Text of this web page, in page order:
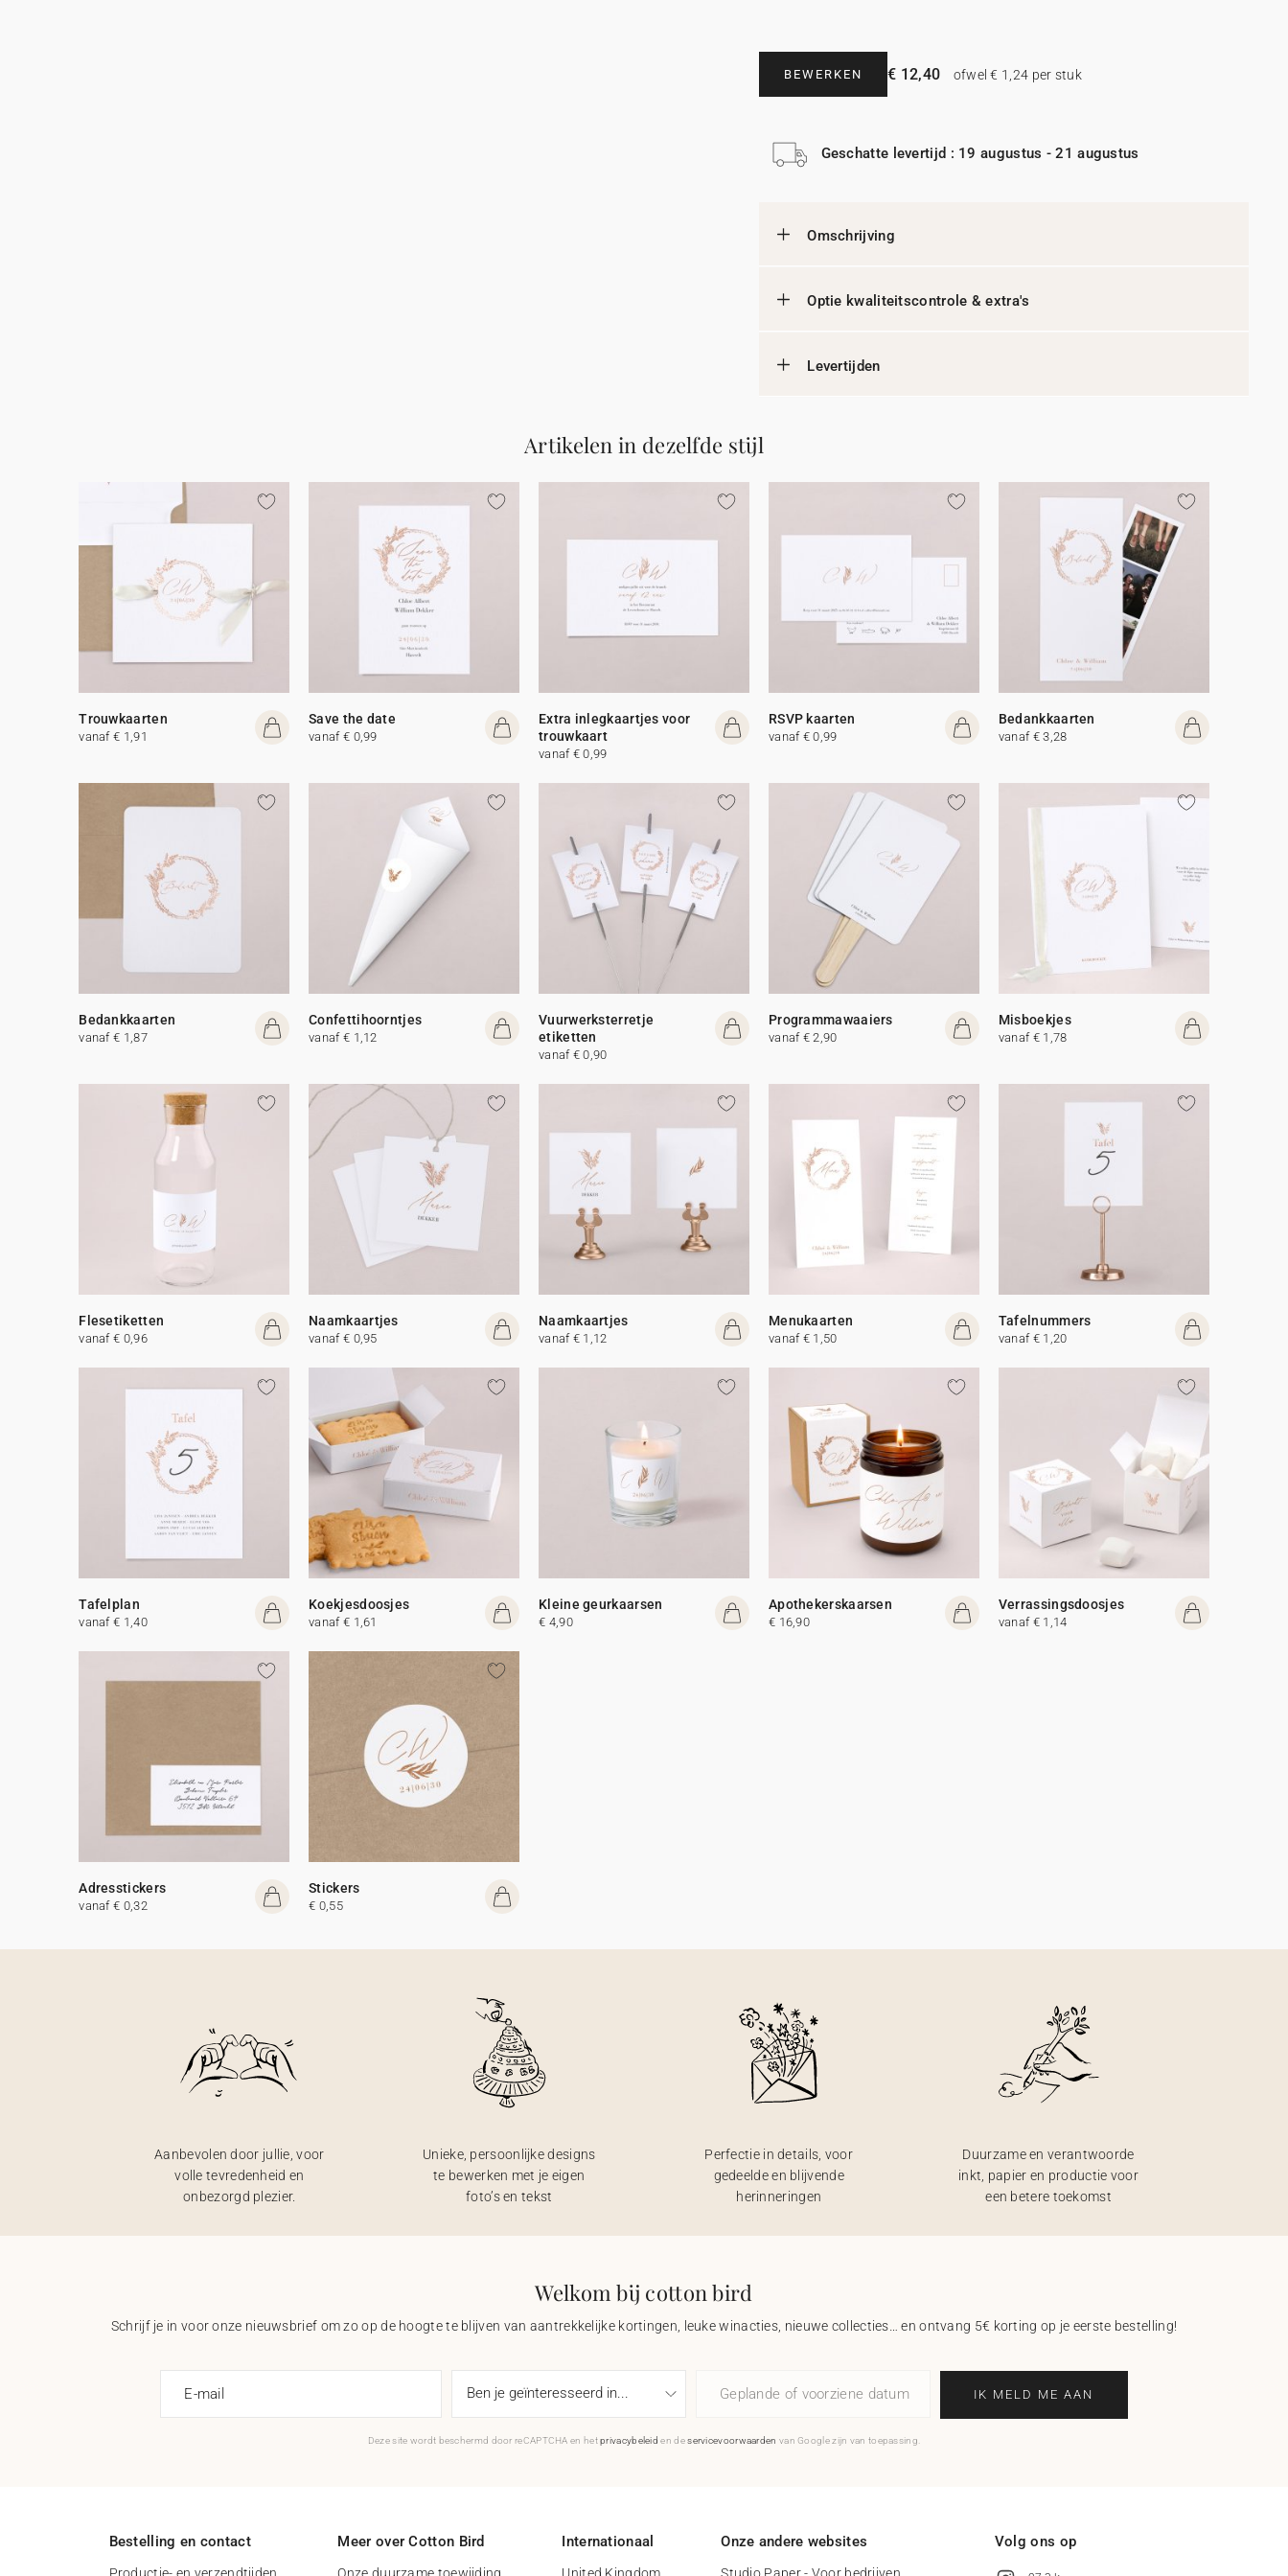
BEWERKEN € 12,40 ofwel € 1,24 per stuk
Geschatte levertijd : 19 augustus - 21 augustus
Omschrijving
Optie kwaliteitscontrole & extra's
Levertijden
Artikelen in dezelfde stijl
Trouwkaarten
vanaf € 1,91
Save the date
vanaf € 0,99
Extra inlegkaartjes voor
trouwkaart
vanaf € 0,99
RSVP kaarten
vanaf € 0,99
Bedankkaarten
vanaf € 3,28
Bedankkaarten
vanaf € 1,87
Confettihoorntjes
vanaf € 1,12
Vuurwerksterretje
etiketten
vanaf € 0,90
Programmawaaiers
vanaf € 2,90
Misboekjes
vanaf € 1,78
Flesetiketten
vanaf € 0,96
Naamkaartjes
vanaf € 0,95
Naamkaartjes
vanaf € 1,12
Menukaarten
vanaf € 1,50
Tafelnummers
vanaf € 1,20
Tafelplan
vanaf € 1,40
Koekjesdoosjes
vanaf € 1,61
Kleine geurkaarsen
€ 4,90
Apothekerskaarsen
€ 16,90
Verrassingsdoosjes
vanaf € 1,14
Adresstickers
vanaf € 0,32
Stickers
€ 0,55
Aanbevolen door jullie, voor
volle tevredenheid en
onbezorgd plezier.
Unieke, persoonlijke designs
te bewerken met je eigen
foto’s en tekst
Perfectie in details, voor
gedeelde en blijvende
herinneringen
Duurzame en verantwoorde
inkt, papier en productie voor
een betere toekomst
Welkom bij cotton bird
Schrijf je in voor onze nieuwsbrief om zo op de hoogte te blijven van aantrekkelijke kortingen, leuke winacties, nieuwe collecties… en ontvang 5€ korting op je eerste bestelling!
E-mail Geplande of voorziene datum IK MELD ME AAN
Deze site wordt beschermd door reCAPTCHA en hetprivacybeleid en deservicevoorwaarden van Google zijn van toepassing.
Bestelling en contact
Productie- en verzendtijden
Meer over Cotton Bird
Onze duurzame toewijding
Internationaal
United Kingdom
Onze andere websites
Studio Paper - Voor bedrijven
Volg ons op